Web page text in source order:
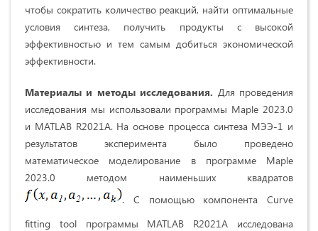
чтобы сократить количество реакций, найти оптимальные
условия синтеза, получить продукты с высокой
эффективностью и тем самым добиться экономической
эффективности.
Материалы и методы исследования. Для проведения
исследования мы использовали программы Maple 2023.0
и MATLAB R2021A. На основе процесса синтеза МЭЭ-1 и
результатов эксперимента было проведено
математическое моделирование в программе Maple
2023.0 методом наименьших квадратов
. С помощью компонента Curve
fitting tool программы MATLAB R2021A исследована